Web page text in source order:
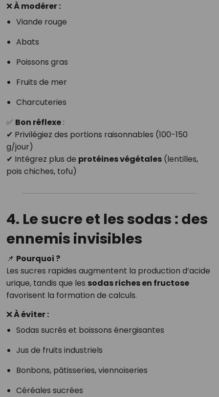
❌ À modérer :
Viande rouge
Abats
Poissons gras
Fruits de mer
Charcuteries
✅ Bon réflexe:
✔ Privilégiez des portions raisonnables (100-150
g/jour)
✔ Intégrez plus de protéines végétales(lentilles,
pois chiches, tofu)
4. Le sucre et les sodas : des
ennemis invisibles
📌 Pourquoi ?
Les sucres rapides augmentent la production d’acide
urique, tandis que les sodas riches en fructose
favorisent la formation de calculs.
❌ À éviter :
Sodas sucrés et boissons énergisantes
Jus de fruits industriels
Bonbons, pâtisseries, viennoiseries
Céréales sucrées